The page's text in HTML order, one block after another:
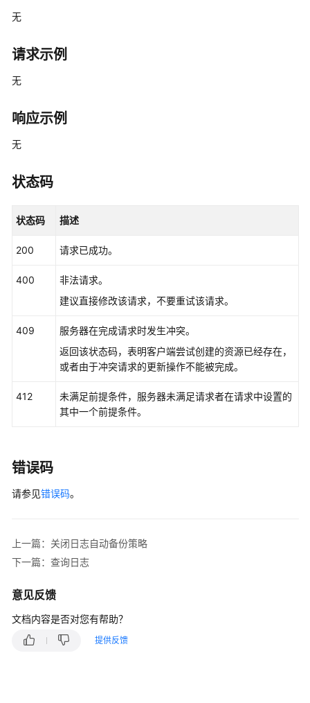
南
实
参
SDK
题
排
频
帮
助
品
语
更
多
档
无
请求示例
无
响应示例
无
状态码
状态码 描述
200 请求已成功。
400
非法请求。
建议直接修改该请求，不要重试该请求。
409
服务器在完成请求时发生冲突。
返回该状态码，表明客户端尝试创建的资源已经存在，
或者由于冲突请求的更新操作不能被完成。
412
未满足前提条件，服务器未满足请求者在请求中设置的
其中一个前提条件。
错误码
请参见错误码。
上一篇：关闭日志自动备份策略
下一篇：查询日志
意见反馈
文档内容是否对您有帮助？
提供反馈